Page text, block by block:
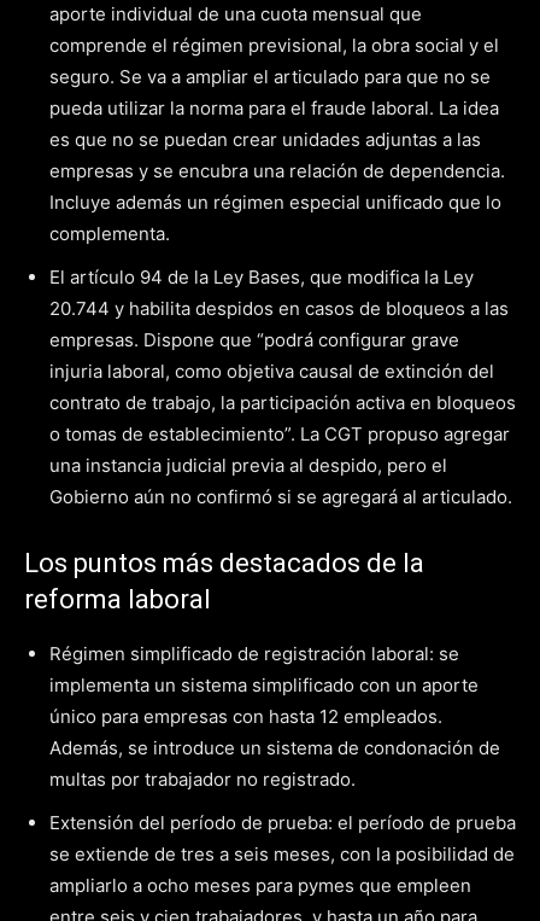
aporte individual de una cuota mensual que
comprende el régimen previsional, la obra social y el
seguro. Se va a ampliar el articulado para que no se
pueda utilizar la norma para el fraude laboral. La idea
es que no se puedan crear unidades adjuntas a las
empresas y se encubra una relación de dependencia.
Incluye además un régimen especial unificado que lo
complementa.
El artículo 94 de la Ley Bases, que modifica la Ley
20.744 y habilita despidos en casos de bloqueos a las
empresas. Dispone que “podrá configurar grave
injuria laboral, como objetiva causal de extinción del
contrato de trabajo, la participación activa en bloqueos
o tomas de establecimiento”. La CGT propuso agregar
una instancia judicial previa al despido, pero el
Gobierno aún no confirmó si se agregará al articulado.
Los puntos más destacados de la
reforma laboral
Régimen simplificado de registración laboral: se
implementa un sistema simplificado con un aporte
único para empresas con hasta 12 empleados.
Además, se introduce un sistema de condonación de
multas por trabajador no registrado.
Extensión del período de prueba: el período de prueba
se extiende de tres a seis meses, con la posibilidad de
ampliarlo a ocho meses para pymes que empleen